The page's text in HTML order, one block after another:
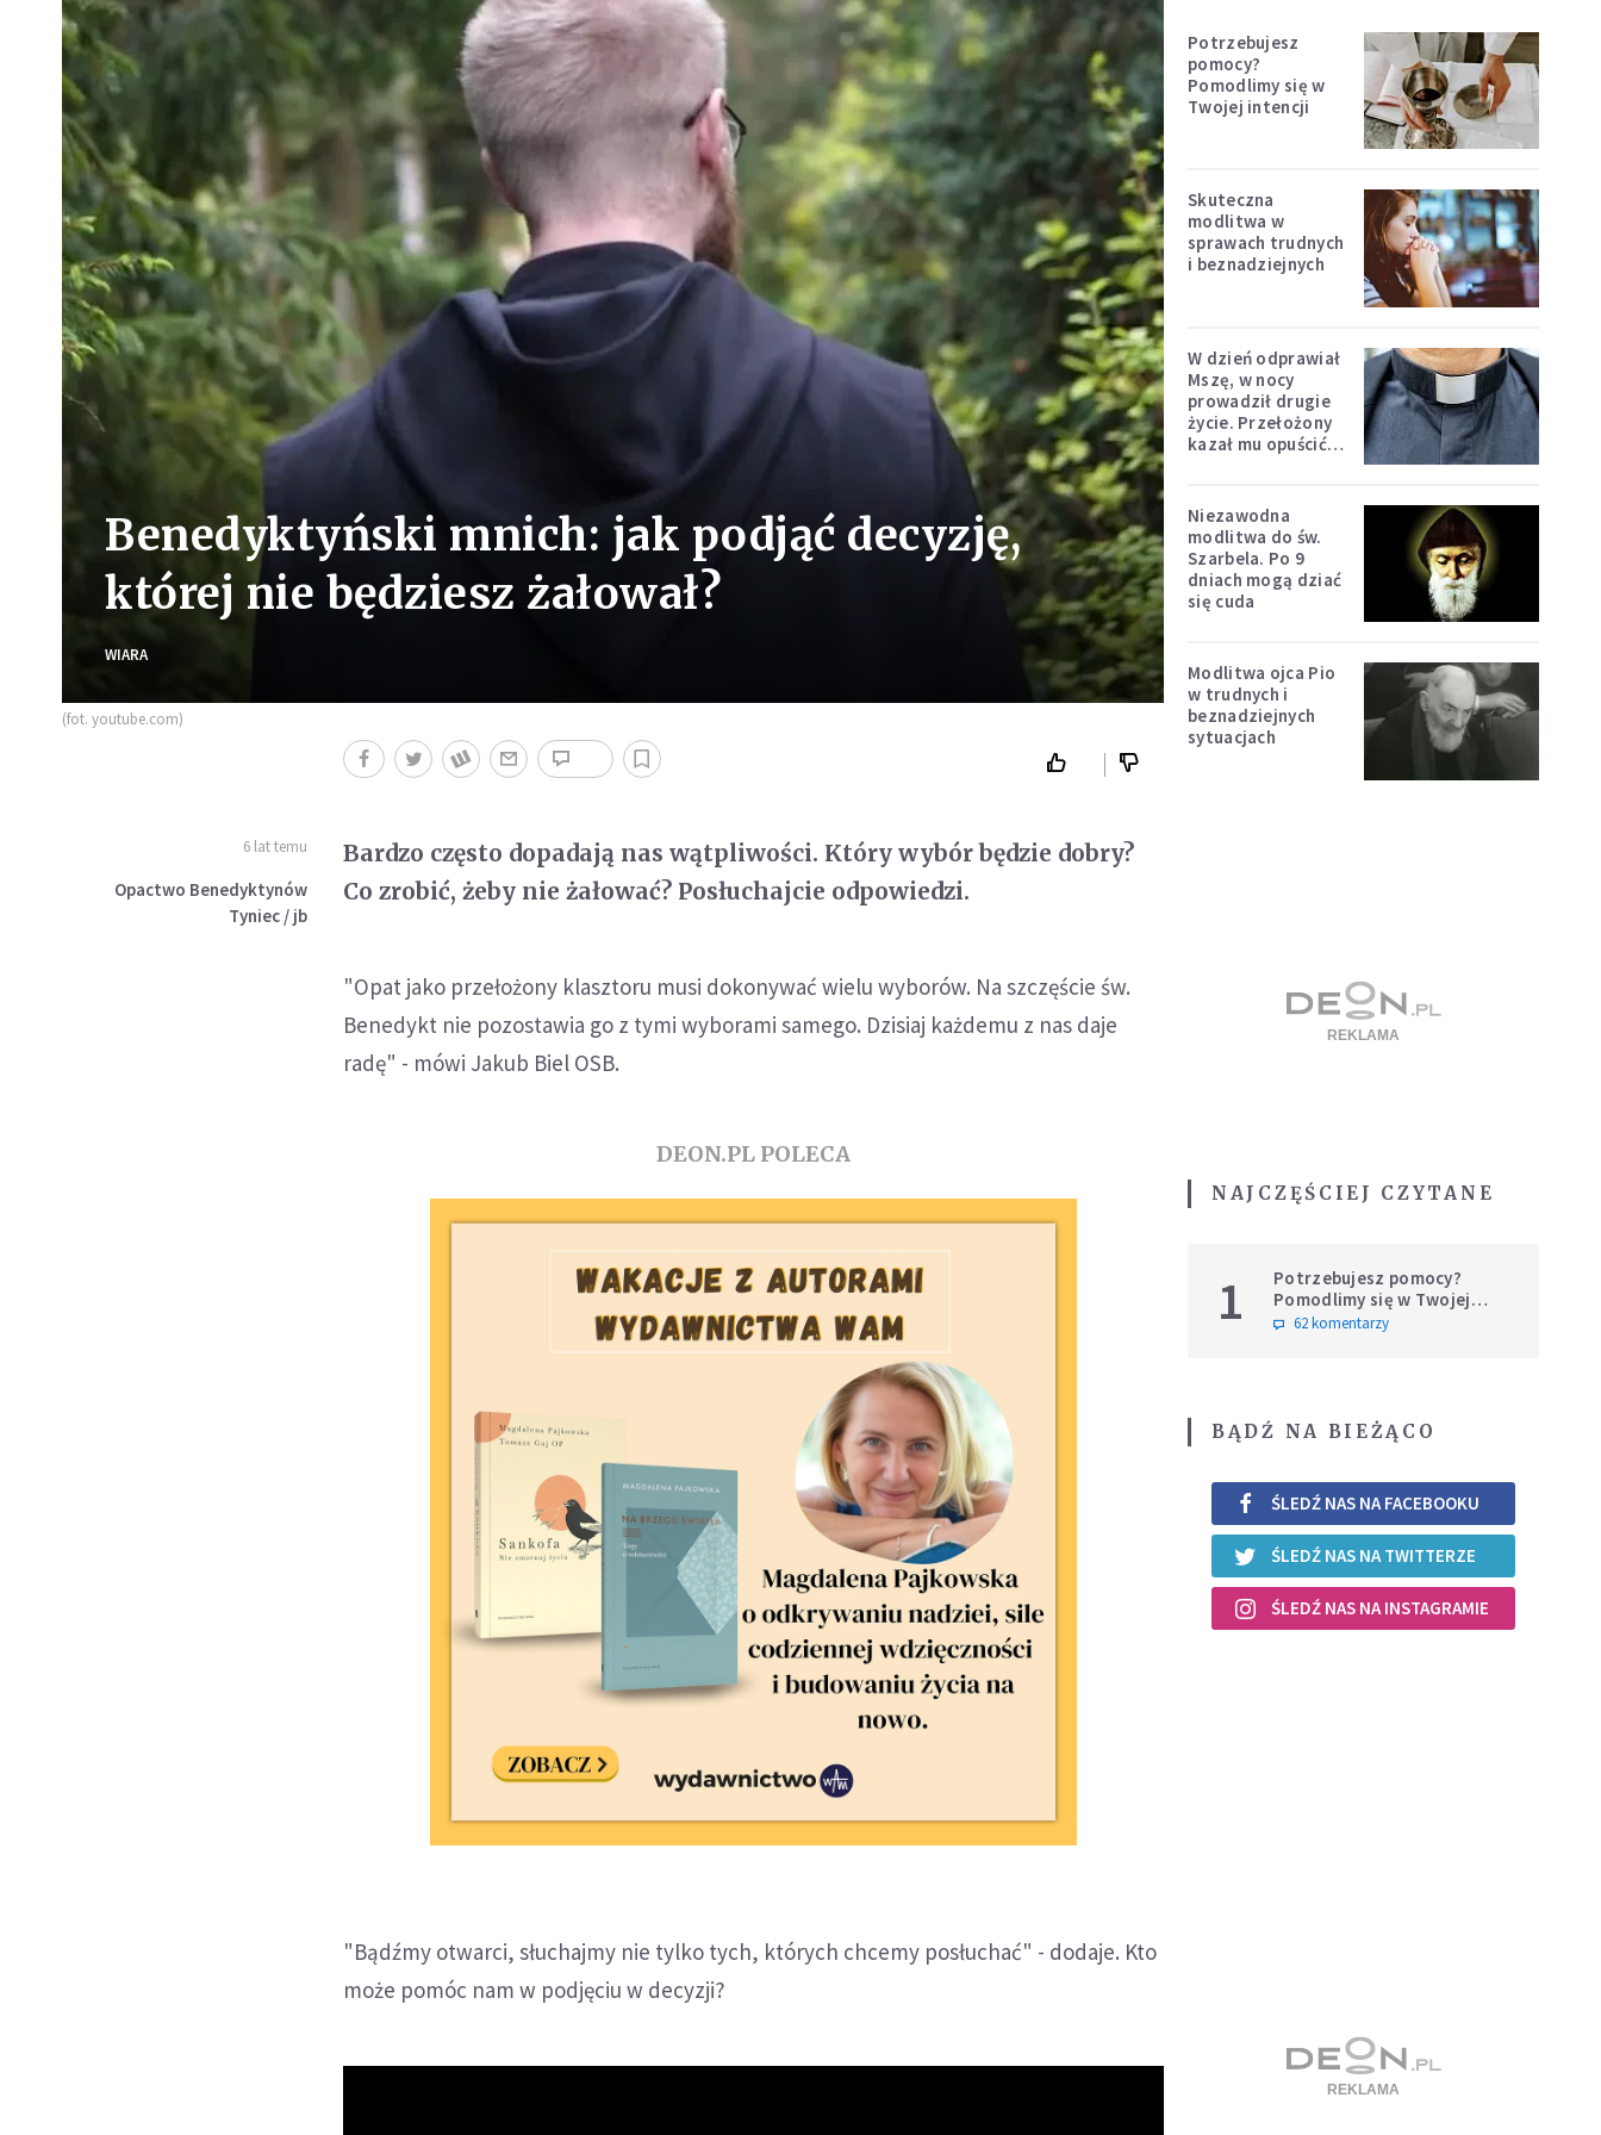
Benedyktyński mnich: jak podjąć decyzję,
której nie będziesz żałował?
WIARA
(fot. youtube.com)
6 lat temu
Opactwo Benedyktynów
Tyniec / jb
Bardzo często dopadają nas wątpliwości. Który wybór będzie dobry?
Co zrobić, żeby nie żałować? Posłuchajcie odpowiedzi.
"Opat jako przełożony klasztoru musi dokonywać wielu wyborów. Na szczęście św.
Benedykt nie pozostawia go z tymi wyborami samego. Dzisiaj każdemu z nas daje
radę" - mówi Jakub Biel OSB.
DEON.PL POLECA
"Bądźmy otwarci, słuchajmy nie tylko tych, których chcemy posłuchać" - dodaje. Kto
może pomóc nam w podjęciu w decyzji?
Potrzebujesz
pomocy?
Pomodlimy się w
Twojej intencji
Skuteczna
modlitwa w
sprawach trudnych
i beznadziejnych
W dzień odprawiał
Mszę, w nocy
prowadził drugie
życie. Przełożony
kazał mu opuścić
Niezawodna
modlitwa do św.
Szarbela. Po 9
dniach mogą dziać
się cuda
Modlitwa ojca Pio
w trudnych i
beznadziejnych
sytuacjach
NAJCZĘŚCIEJ CZYTANE
1
Potrzebujesz pomocy?
Pomodlimy się w Twojej
intencji
62 komentarzy
BĄDŹ NA BIEŻĄCO
ŚLEDŹ NAS NA FACEBOOKU
ŚLEDŹ NAS NA TWITTERZE
ŚLEDŹ NAS NA INSTAGRAMIE